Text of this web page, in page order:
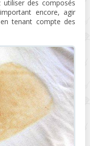
des composés
encore, agir
tenant compte des